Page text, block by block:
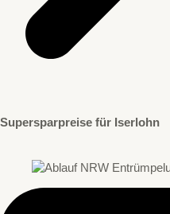
Supersparpreise für Iserlohn